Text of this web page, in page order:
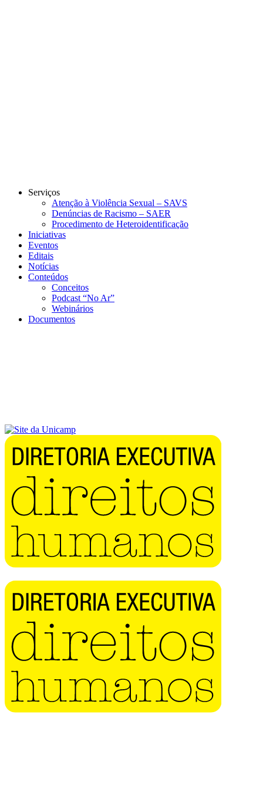
Serviços
Atenção à Violência Sexual – SAVS
Denúncias de Racismo – SAER
Procedimento de Heteroidentificação
Iniciativas
Eventos
Editais
Notícias
Conteúdos
Conceitos
Podcast “No Ar”
Webinários
Documentos